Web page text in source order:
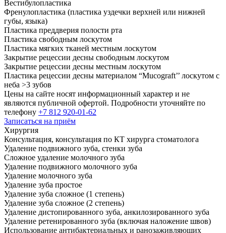
Вестибулопластика
Френулопластика (пластика уздечки верхней или нижней
губы, языка)
Пластика преддверия полости рта
Пластика свободным лоскутом
Пластика мягких тканей местным лоскутом
Закрытие рецессии десны свободным лоскутом
Закрытие рецессии десны местным лоскутом
Пластика рецессии десны материалом “Mucograft’’ лоскутом с
неба >3 зубов
Цены на сайте носят информационный характер и не
являются публичной офертой. Подробности уточняйте по
телефону +7 812 920-01-62
Записаться на приём
Хирургия
Консультация, консультация по КТ хирурга стоматолога
Удаление подвижного зуба, стенки зуба
Сложное удаление молочного зуба
Удаление подвижного молочного зуба
Удаление молочного зуба
Удаление зуба простое
Удаление зуба сложное (1 степень)
Удаление зуба сложное (2 степень)
Удаление дистопированного зуба, анкилозированного зуба
Удаление ретенированного зуба (включая наложение швов)
Использование антибактериальных и ранозаживляющих